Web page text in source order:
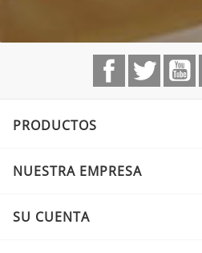
FacebookTwitter
PRODUCTOS
NUESTRA EMPRESA
SU CUENTA